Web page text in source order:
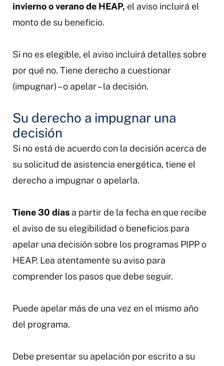
invierno o verano de HEAP, el aviso incluirá el
monto de su beneficio.
Si no es elegible, el aviso incluirá detalles sobre
por qué no. Tiene derecho a cuestionar
(impugnar) – o apelar – la decisión.
Su derecho a impugnar una
decisión
Si no está de acuerdo con la decisión acerca de
su solicitud de asistencia energética, tiene el
derecho a impugnar o apelarla.
Tiene 30 díasa partir de la fecha en que recibe
el aviso de su elegibilidad o beneficios para
apelar una decisión sobre los programas PIPP o
HEAP. Lea atentamente su aviso para
comprender los pasos que debe seguir.
Puede apelar más de una vez en el mismo año
del programa.
Debe presentar su apelación por escrito a su